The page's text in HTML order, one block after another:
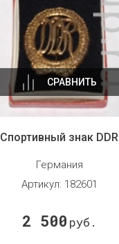
СРАВНИТЬ
Спортивный знак DDR
Германия
Артикул: 182601
2 500 руб.